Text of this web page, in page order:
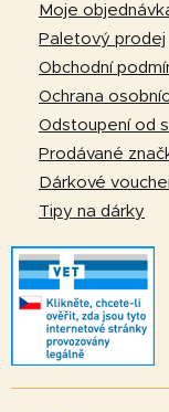
Moje
Paletový prodej
Obchodní
Ochrana
Odstoupení od
Prodávané
Dárkové
Tipy na dárky